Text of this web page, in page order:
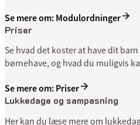
Se mere om: Modulordninger
Priser
Se hvad det koster at have dit
børnehave, og hvad du muligvis
Se mere om: Priser
Lukkedage og sampasning
Her kan du læse mere om